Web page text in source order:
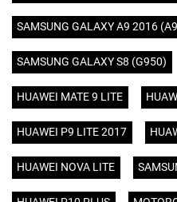
SAMSUNG GALAXY A9 2016
SAMSUNG GALAXY S8 (G950)
HUAWEI MATE 9 LITE
HUAWEI P9 LITE 2017
HUAWEI NOVA LITE